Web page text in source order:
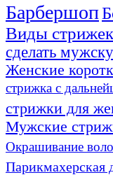
Барбершоп
Виды стрижек
сделать
Женские
стрижка с
стрижки для
Мужские
Окрашивание
Парикмахерская